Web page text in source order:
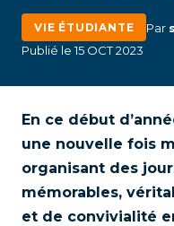
VIE ÉTUDIANTE Par
Publié le 15 OCT 2023
En ce début
une nouvelle fois
organisant des
mémorables,
et de convivialité